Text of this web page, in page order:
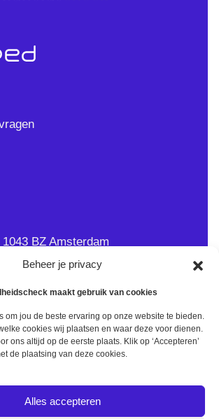
Beheer je privacy
maakt gebruik van cookies
om jou de beste ervaring op onze website te bieden.
cookies wij plaatsen en waar deze voor dienen.
ons altijd op de eerste plaats. Klik op ‘Accepteren’
de plaatsing van deze cookies.
Alles accepteren
BZ Amsterdam
| 9.00 - 12.00 op werkdagen